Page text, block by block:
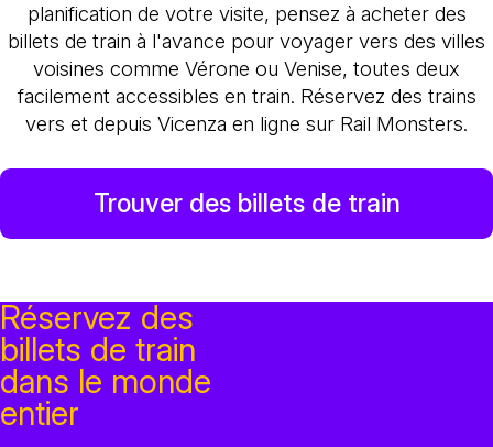
planification de votre visite, pensez à acheter des
billets de train à l'avance pour voyager vers des villes
voisines comme Vérone ou Venise, toutes deux
facilement accessibles en train. Réservez des trains
vers et depuis Vicenza en ligne sur Rail Monsters.
Trouver des billets de train
Réservez des
billets de train
dans le monde
entier